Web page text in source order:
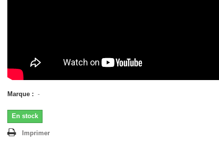
Marque : -
En stock
Imprimer